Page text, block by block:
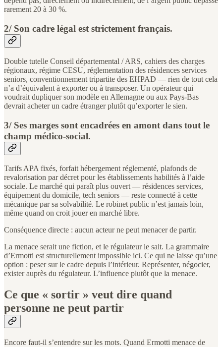
rarement 20 à 30 %.
2/ Son cadre légal est strictement français.
Double tutelle Conseil départemental / ARS, cahiers des charges
régionaux, régime CESU, réglementation des résidences services
seniors, conventionnement tripartite des EHPAD — rien de tout cela
n’a d’équivalent à exporter ou à transposer. Un opérateur qui
voudrait dupliquer son modèle en Allemagne ou aux Pays-Bas
devrait acheter un cadre étranger plutôt qu’exporter le sien.
3/ Ses marges sont encadrées en amont dans tout le
champ médico-social.
Tarifs APA fixés, forfait hébergement réglementé, plafonds de
revalorisation par décret pour les établissements habilités à l’aide
sociale. Le marché qui paraît plus ouvert — résidences services,
équipement du domicile, tech seniors — reste connecté à cette
mécanique par sa solvabilité. Le robinet public n’est jamais loin,
même quand on croit jouer en marché libre.
Conséquence directe : aucun acteur ne peut menacer de partir.
La menace serait une fiction, et le régulateur le sait. La grammaire
d’Ermotti est structurellement impossible ici. Ce qui ne laisse qu’une
option : peser sur le cadre depuis l’intérieur. Représenter, négocier,
exister auprès du régulateur. L’influence plutôt que la menace.
Ce que « sortir » veut dire quand
personne ne peut partir
Encore faut-il s’entendre sur les mots. Quand Ermotti menace de